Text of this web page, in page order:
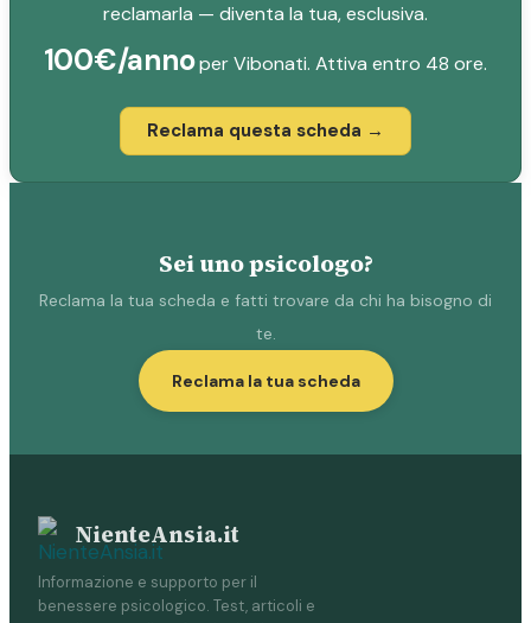
reclamarla — diventa la tua, esclusiva.
100€/annoper Vibonati. Attiva entro 48 ore.
Reclama questa scheda →
Sei uno psicologo?
Reclama la tua scheda e fatti trovare da chi ha bisogno di
te.
Reclama la tua scheda
NienteAnsia.it
Informazione e supporto per il
benessere psicologico. Test, articoli e